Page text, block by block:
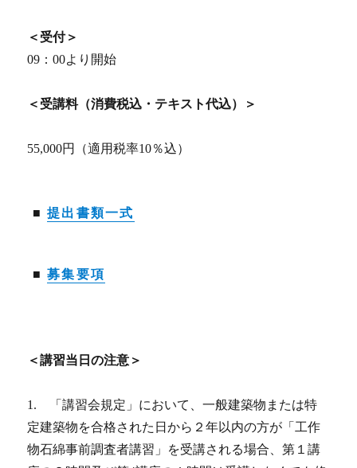
＜受付＞
09：00より開始
＜受講料（消費税込・テキスト代込）＞
55,000円（適用税率10％込）
■提出書類一式
■募集要項
＜講習当日の注意＞
1. 「講習会規定」において、一般建築物または特
定建築物を合格された日から２年以内の方が「工作
物石綿事前調査者講習」を受講される場合、第１講